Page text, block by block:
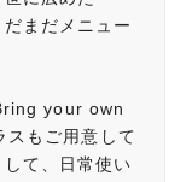
まだメニュー
your own
もご用意して
て、日常使い